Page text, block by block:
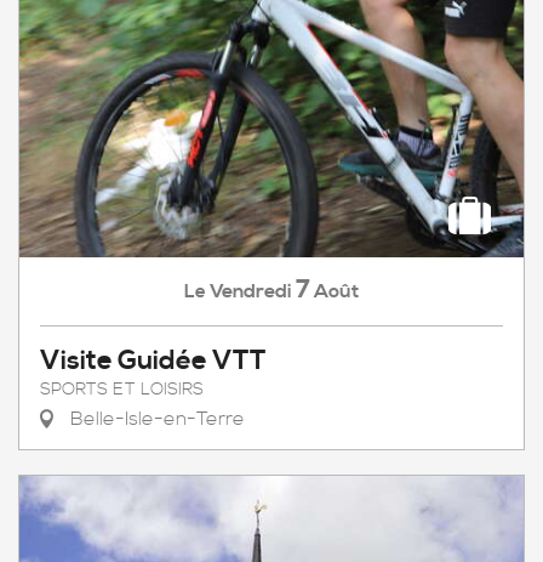
Le Vendredi 7Août
Visite Guidée VTT
SPORTS ET LOISIRS
Belle-Isle-en-Terre